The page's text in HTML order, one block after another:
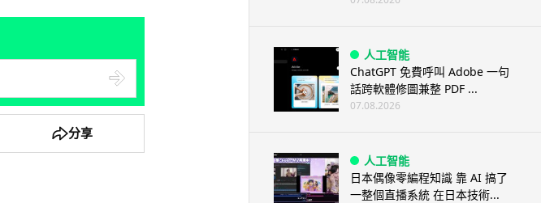
分享
人工智能
ChatGPT 免費呼叫 Adobe 一句
話跨軟體修圖兼整 PDF ...
07.08.2026
人工智能
日本偶像零編程知識 靠 AI 搞了
一整個直播系統 在日本技術...